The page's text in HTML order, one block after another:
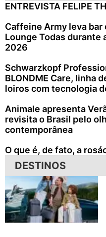
ENTREVISTA FELIPE
Caffeine Army leva bar
Lounge Todas durante
2026
Schwarzkopf
BLONDME Care, linha
loiros com tecnologia
Animale apresenta
revisita o Brasil pelo
contemporânea
O que é, de fato, a
DESTINOS